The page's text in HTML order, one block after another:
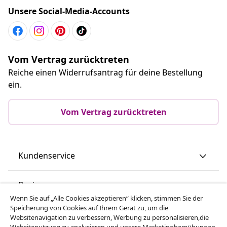
Unsere Social-Media-Accounts
Vom Vertrag zurücktreten
Reiche einen Widerrufsantrag für deine Bestellung
ein.
Vom Vertrag zurücktreten
Kundenservice
Business
vidaXL
Wenn Sie auf „Alle Cookies akzeptieren“ klicken, stimmen Sie der
Speicherung von Cookies auf Ihrem Gerät zu, um die
Websitenavigation zu verbessern, Werbung zu personalisieren,die